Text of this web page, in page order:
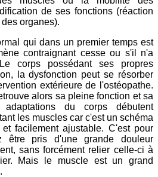
de ses fonctions (réaction
organes).
qui dans un premier temps est
contraignant cesse ou s'il n'a
corps possédant ses propres
la dysfonction peut se résorber
extérieure de l'ostéopathe.
alors sa pleine fonction et sa
du corps débutent
les muscles car c'est un schéma
facilement ajustable. C'est pour
être pris d'une grande douleur
sans forcément relier celle-ci à
Mais le muscle est un grand